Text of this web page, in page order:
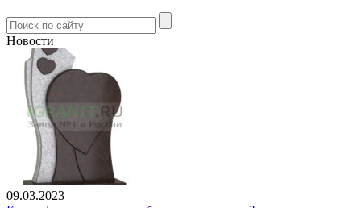
Новости
09.03.2023